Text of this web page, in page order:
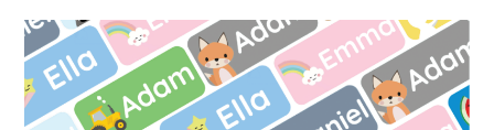
Belgique:
Olivia
Et
Noah
Toujours
En
Tête